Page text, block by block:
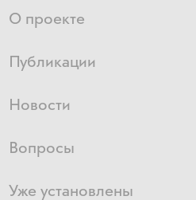
О проекте
Публикации
Новости
Вопросы
Уже установлены